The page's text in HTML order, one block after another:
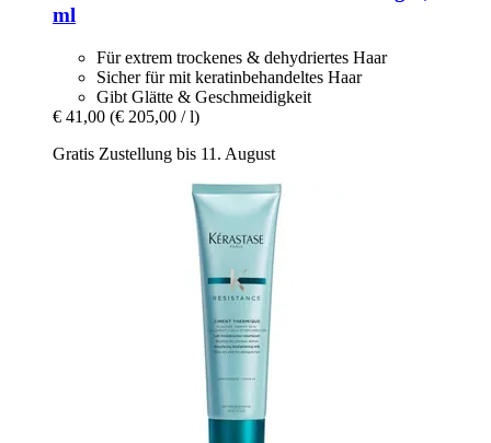
ml
Für extrem trockenes & dehydriertes Haar
Sicher für mit keratinbehandeltes Haar
Gibt Glätte & Geschmeidigkeit
€ 41,00 (€ 205,00 / l)
Gratis Zustellung bis 11. August